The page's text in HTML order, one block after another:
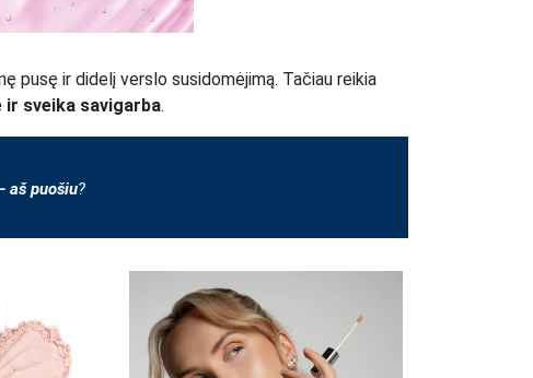
pusę ir didelį verslo susidomėjimą. Tačiau reikia
ir sveika savigarba.
aš puošiu?